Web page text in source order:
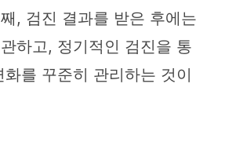
, 검진 결과를 받은 후에는
하고, 정기적인 검진을 통
를 꾸준히 관리하는 것이